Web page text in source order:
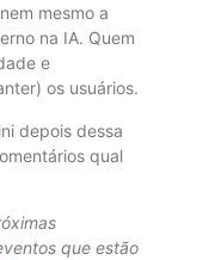
mesmo a
na IA. Quem
e
os usuários.
depois dessa
qual
que estão